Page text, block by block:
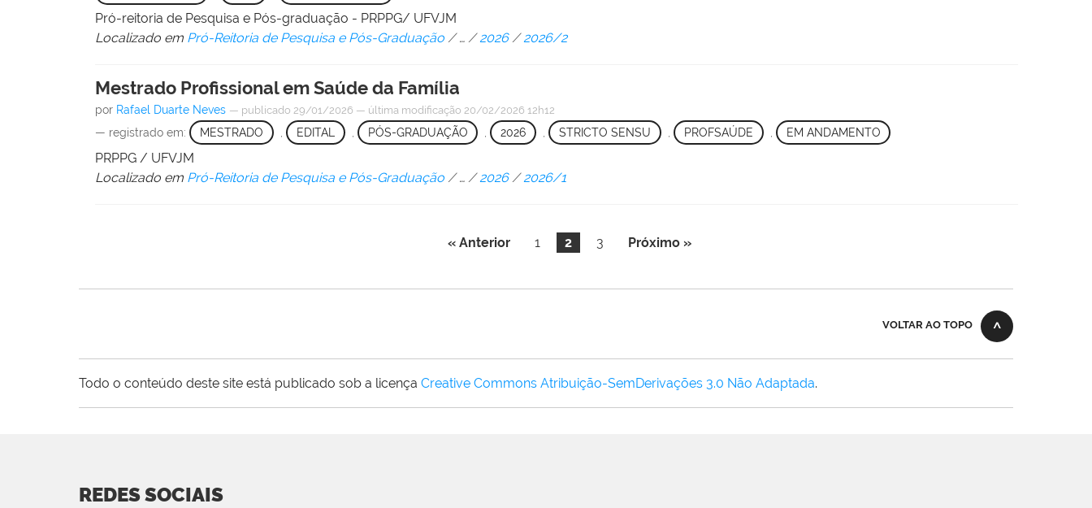
Pró-reitoria de Pesquisa e Pós-graduação - PRPPG/ UFVJM
Localizado em Pró-Reitoria de Pesquisa e Pós-Graduação /… /2026 /2026/2
Mestrado Profissional em Saúde da Família
por Rafael Duarte Neves — publicado 29/01/2026 — última modificação 20/02/2026 12h12
— registrado em: MESTRADO EDITAL PÓS-GRADUAÇÃO , 2026 , STRICTO SENSU PROFSAÚDE EM ANDAMENTO
PRPPG / UFVJM
Localizado em Pró-Reitoria de Pesquisa e Pós-Graduação /…/2026 /2026/1
« Anterior 1 2 3 Próximo »
VOLTAR AO TOPO
Todo o conteúdo deste site está publicado sob a licença Creative Commons Atribuição-SemDerivações 3.0 Não Adaptada.
REDES SOCIAIS